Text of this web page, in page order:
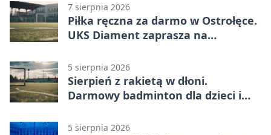
7 sierpnia 2026
Piłka ręczna za darmo w Ostrołęce.
UKS Diament zaprasza na
5 sierpnia 2026
Sierpień z rakietą w dłoni.
Darmowy badminton dla dzieci i
5 sierpnia 2026